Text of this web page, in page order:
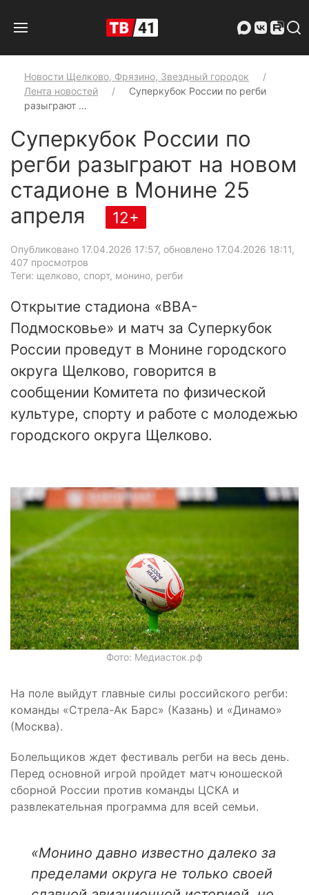
Новости Щелково, Фрязино, Звездный городок
Лента новостей
Суперкубок России по регби
разыграют …
Суперкубок России по
регби разыграют на новом
стадионе в Монине 25
апреля
12+
Опубликовано 17.04.2026 17:57, обновлено 17.04.2026 18:11,
407 просмотров
Теги: щелково, спорт, монино, регби
Открытие стадиона «ВВА-
Подмосковье» и матч за Суперкубок
России проведут в Монине городского
округа Щелково, говорится в
сообщении Комитета по физической
культуре, спорту и работе с молодежью
городского округа Щелково.
Фото: Медиасток.рф
На поле выйдут главные силы российского регби:
команды «Стрела-Ак Барс» (Казань) и «Динамо»
(Москва).
Болельщиков ждет фестиваль регби на весь день.
Перед основной игрой пройдет матч юношеской
сборной России против команды ЦСКА и
развлекательная программа для всей семьи.
«Монино давно известно далеко за
пределами округа не только своей